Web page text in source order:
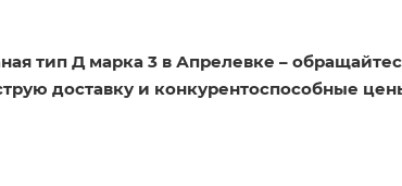
тип Д марка 3 в Апрелевке –
доставку и конкурентоспособные